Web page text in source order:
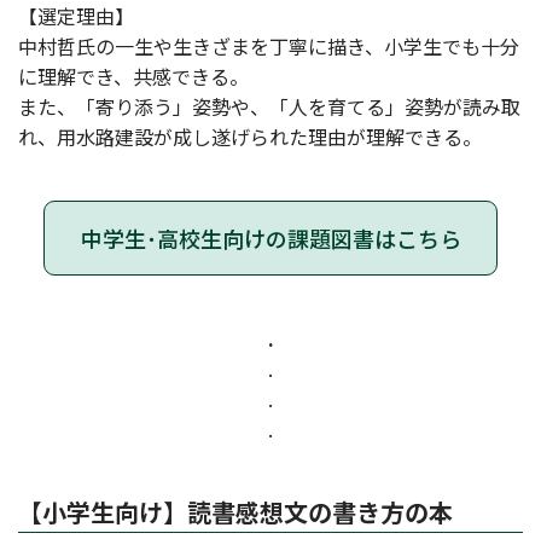
【選定理由】
中村哲氏の一生や生きざまを丁寧に描き、小学生でも十分
に理解でき、共感できる。
また、「寄り添う」姿勢や、「人を育てる」姿勢が読み取
れ、用水路建設が成し遂げられた理由が理解できる。
中学生･高校生向けの課題図書はこちら
.
.
.
.
【小学生向け】読書感想文の書き方の本